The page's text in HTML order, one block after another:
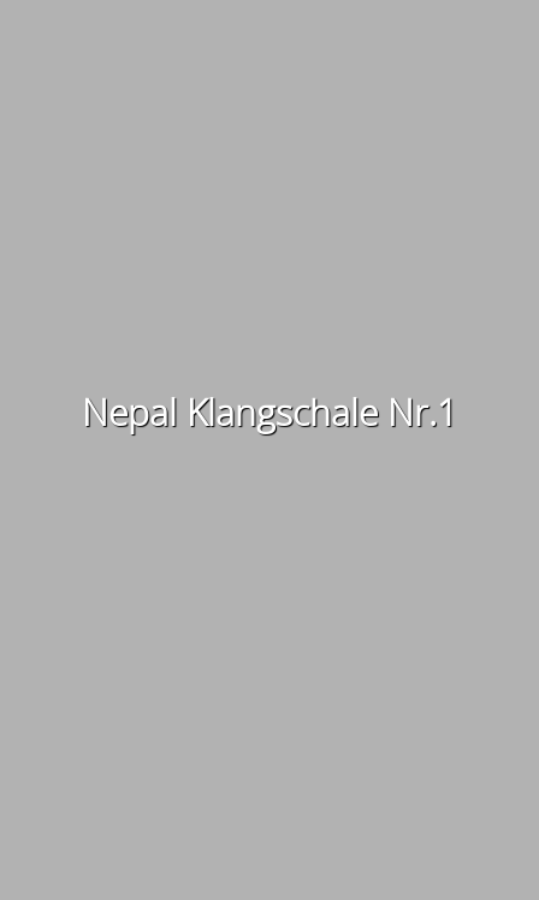
Nepal Klangschale Nr.1